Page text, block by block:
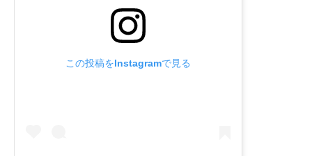
この投稿をInstagramで見る